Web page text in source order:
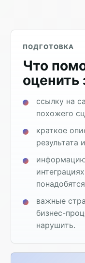
ПОДГОТОВКА
Что
оценить
ссылку на
похожего
краткое
результата
важные
бизнес-
нарушить.